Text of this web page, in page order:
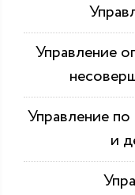
Управление
Управление
и